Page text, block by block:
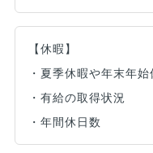
【休暇】
・夏季休暇や年末年
・有給の取得状況
・年間休日数